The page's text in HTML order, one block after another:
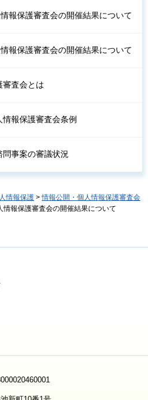
報保護審査会の開催結果について
報保護審査会の開催結果について
審査会とは
報保護審査会条例
問事案の審議状況
情報保護 >情報公開・個人情報保護審査会
報保護審査会の開催結果について